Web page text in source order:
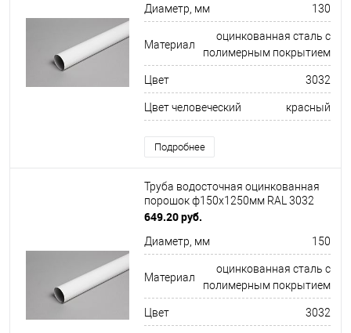
Диаметр, мм 130
Материал
оцинкованная сталь с
полимерным покрытием
Цвет 3032
Цвет человеческий красный
Подробнее
Труба водосточная оцинкованная
порошок ф150х1250мм RAL 3032
649.20 руб.
Диаметр, мм 150
Материал
оцинкованная сталь с
полимерным покрытием
Цвет 3032